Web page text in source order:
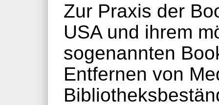
Zur Praxis der
USA und ihrem
sogenannten
Entfernen von